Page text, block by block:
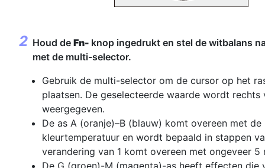
Houd de Fn- knop ingedrukt en stel de witbalans
met de multi-selector.
Gebruik de multi-selector om de cursor op het
plaatsen. De geselecteerde waarde wordt rechts
weergegeven.
De as A (oranje)–B (blauw) komt overeen met de
kleurtemperatuur en wordt bepaald in stappen
verandering van 1 komt overeen met ongeveer 5
De G (groen)-M (magenta)-as heeft effecten die